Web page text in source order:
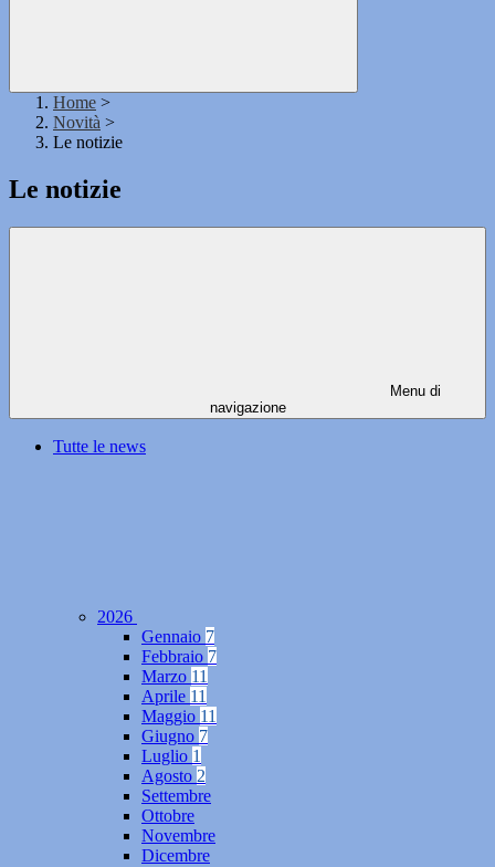
Home >
Novità >
Le notizie
Le notizie
Menu di
navigazione
Tutte le news
2026
Gennaio 7
Febbraio 7
Marzo 11
Aprile 11
Maggio 11
Giugno 7
Luglio 1
Agosto 2
Settembre
Ottobre
Novembre
Dicembre